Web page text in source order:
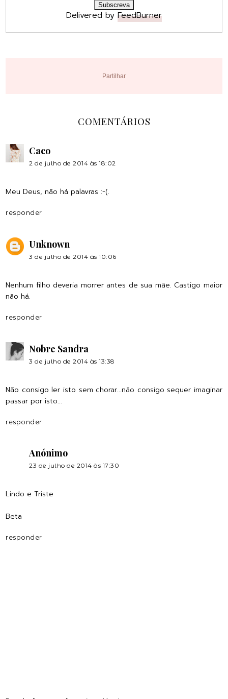
Delivered by FeedBurner
Partilhar
COMENTÁRIOS
Caco
2 de julho de 2014 às 18:02
Meu Deus, não há palavras :-(.
responder
Unknown
3 de julho de 2014 às 10:06
Nenhum filho deveria morrer antes de sua mãe. Castigo maior
não há.
responder
Nobre Sandra
3 de julho de 2014 às 13:38
Não consigo ler isto sem chorar...não consigo sequer imaginar
passar por isto...
responder
Anónimo
23 de julho de 2014 às 17:30
Lindo e Triste
Beta
responder